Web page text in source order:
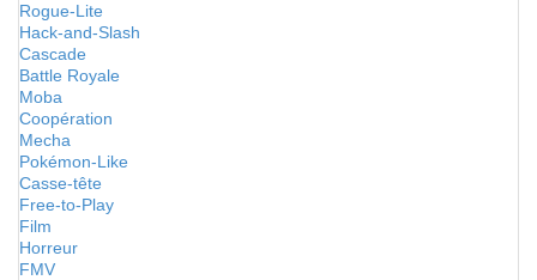
Rogue-Lite
Hack-and-Slash
Cascade
Battle Royale
Moba
Coopération
Mecha
Pokémon-Like
Casse-tête
Free-to-Play
Film
Horreur
FMV